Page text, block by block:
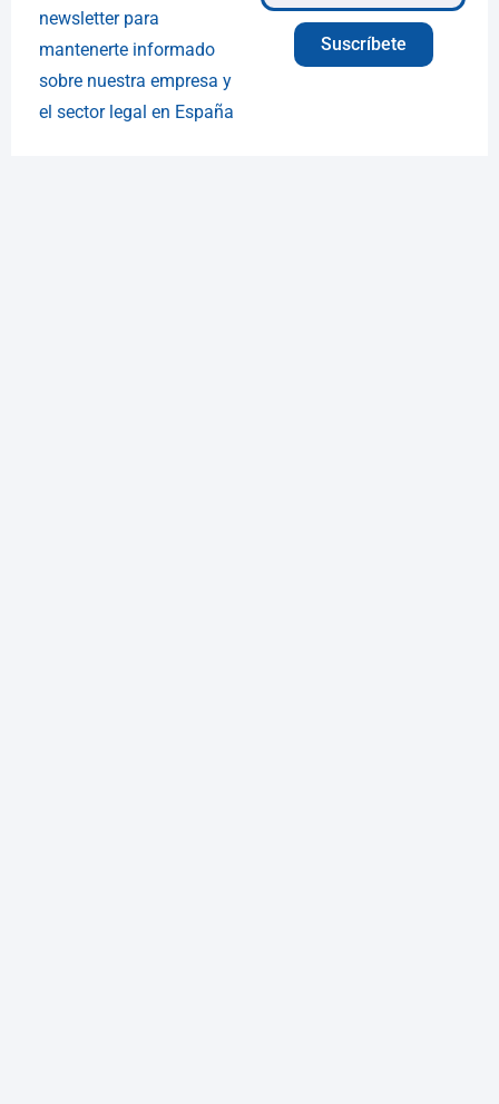
newsletter para
mantenerte informado
sobre nuestra empresa y
el sector legal en España
Suscríbete